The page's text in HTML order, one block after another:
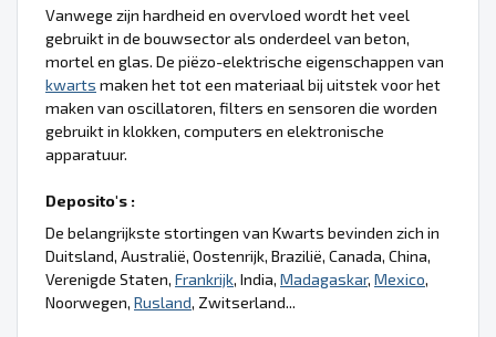
Vanwege zijn hardheid en overvloed wordt het veel
gebruikt in de bouwsector als onderdeel van beton,
mortel en glas. De piëzo-elektrische eigenschappen van
kwarts maken het tot een materiaal bij uitstek voor het
maken van oscillatoren, filters en sensoren die worden
gebruikt in klokken, computers en elektronische
apparatuur.
Deposito's :
De belangrijkste stortingen van Kwarts bevinden zich in
Duitsland, Australië, Oostenrijk, Brazilië, Canada, China,
Verenigde Staten, Frankrijk, India, Madagaskar, Mexico,
Noorwegen, Rusland, Zwitserland...